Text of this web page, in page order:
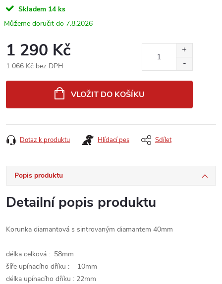
Skladem 14 ks
7.8.2026
1 290 Kč
1 066 Kč bez DPH
VLOŽIT DO KOŠÍKU
Dotaz k produktu Hlídací pes Sdílet
Popis produktu
Detailní popis produktu
Korunka diamantová s sintrovaným diamantem 40mm
délka celková : 58mm
šíře upínacího dříku : 10mm
délka upínacího dříku : 22mm